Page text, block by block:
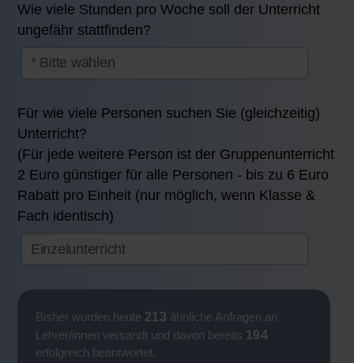
Wie viele Stunden pro Woche soll der Unterricht
ungefähr stattfinden?
Für wie viele Personen suchen Sie (gleichzeitig)
Unterricht?
(Für jede weitere Person ist der Gruppenunterricht
2 Euro günstiger für alle Personen - bis zu 6 Euro
Rabatt pro Einheit (nur möglich, wenn Klasse &
Fach identisch)
Bisher wurden heute 213 ähnliche Anfragen an
Lehrer/innen versandt und davon bereits 194
erfolgreich beantwortet.